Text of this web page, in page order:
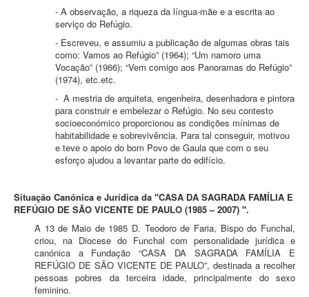
- A observação, a riqueza da língua-mãe e a escrita ao
serviço do Refúgio.
- Escreveu, e assumiu a publicação de algumas obras tais
como: Vamos ao Refúgio” (1964); “Um namoro uma
Vocação” (1966); “Vem comigo aos Panoramas do Refúgio”
(1974), etc.etc.
- A mestria de arquiteta, engenheira, desenhadora e pintora
para construir e embelezar o Refúgio. No seu contesto
socioeconómico proporcionou as condições mínimas de
habitabilidade e sobrevivência. Para tal conseguir, motivou
e teve o apoio do bom Povo de Gaula que com o seu
esforço ajudou a levantar parte do edifício.
Situação Canónica e Jurídica da "CASA DA SAGRADA FAMÍLIA E
REFÚGIO DE SÃO VICENTE DE PAULO (1985 – 2007) ".
A 13 de Maio de 1985 D. Teodoro de Faria, Bispo do Funchal,
criou, na Diocese do Funchal com personalidade jurídica e
canónica a Fundação “CASA DA SAGRADA FAMÍLIA E
REFÚGIO DE SÃO VICENTE DE PAULO”, destinada a recolher
pessoas pobres da terceira idade, principalmente do sexo
feminino.